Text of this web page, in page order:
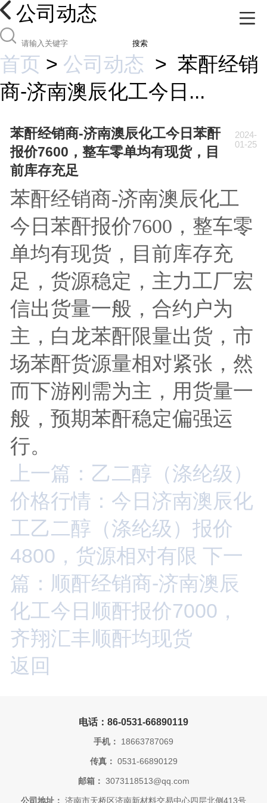
公司动态
搜索
首页 > 公司动态 > 苯酐经销
商-济南澳辰化工今日...
苯酐经销商-济南澳辰化工今日苯酐
报价7600，整车零单均有现货，目
前库存充足
2024-
01-25
苯酐经销商-济南澳辰化工
今日苯酐报价7600，整车零
单均有现货，目前库存充
足，货源稳定，主力工厂宏
信出货量一般，合约户为
主，白龙苯酐限量出货，市
场苯酐货源量相对紧张，然
而下游刚需为主，用货量一
般，预期苯酐稳定偏强运
行。
上一篇：乙二醇（涤纶级）
价格行情：今日济南澳辰化
工乙二醇（涤纶级）报价
4800，货源相对有限 下一
篇：顺酐经销商-济南澳辰
化工今日顺酐报价7000，
齐翔汇丰顺酐均现货
返回
电话：86-0531-66890119
手机： 18663787069
传真： 0531-66890129
邮箱： 3073118513@qq.com
公司地址： 济南市天桥区济南新材料交易中心四层北侧413号